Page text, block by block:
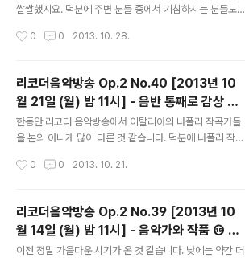
는 세이라디오 설치 후 '리코더 음악방송' 검색. 세이라디오
앰프의 열기(ADD)-> URL 추가에 붙여넣기. 선택 ③ 스
쌀쌀했지요. 덕분에 주변 분들 중에서 기침하시는 분들도
하구요..^^ 오늘은 가을에 잘 어울릴 것 같은 음악들로 골라
월 28일 (월) 밤 11시 ● 청취방법 : 선택 ① 블로그 우측
사이드바의 세이캐스트 플레이 버튼 누르기. 또는 세이라
디오 설치 후 '리코더 음악방송' 검색. 세이라디오 설치 ->
클릭 선택 ② 윈앰프 설치 후, 아래 방송주소를 윈앰프의 열
기(ADD)-> URL 추가에 붙여넣기. 선택 ③ 스마트폰의
검색 [ 아이폰 / 안드로이드폰 ] ● 방송주소 :..
0 0 2013. 10. 28.
리코더음악방송 Op.2 No.40 [2013년 10
월 21일 (월) 밤 11시] - 음반 통째로 감상 ⑯
도로테 오베를링어 - 플라우토 베네치아노
한동안 리코더 음악방송에서 이탈리아의 나폴리 작곡가들
을 본의 아니게 많이 다룬 것 같습니다. 덕분에 나폴리 작곡
번에는 도로테 오베를링어를 통해 베네치아로 살짝 건너가
나는 시간... 어떤 레퍼토리보다도 도로테 오베를링어에게
잘 맞는 옷이 이 음악들이 아닐까 싶구요. 게다가 과거 비발
디의 리코더 협주곡을 연주할 때 멋지게 호흡을 맞추었던
마르카의 유쾌한 친구들이 함께 합니다. 오늘 밤 11시에 뵈
0 0 2013. 10. 21.
리코더음악방송 Op.2 No.39 [2013년 10
월 14일 (월) 밤 11시] - 음악가와 작품 ⑮ 만
치니의 리코더 소나타
이젠 정말 가을다운 시기가 온 것 같습니다. 낮에는 약간 더